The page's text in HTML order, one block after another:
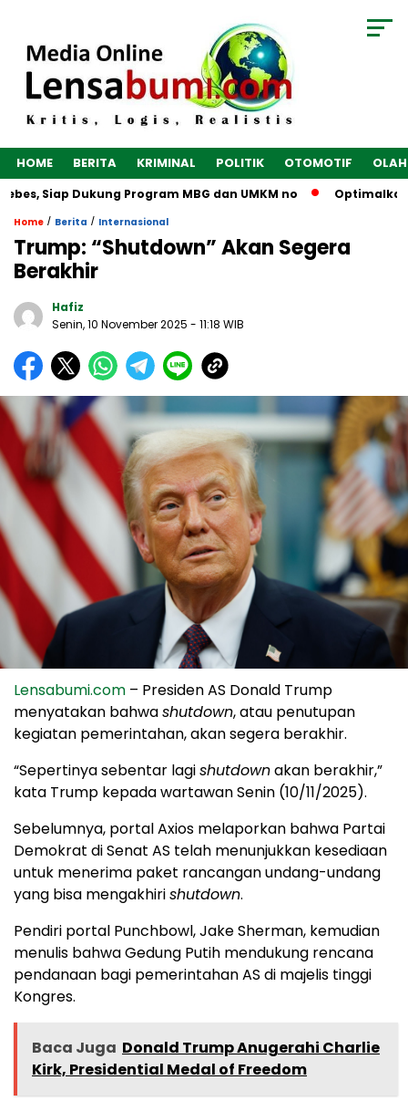
HOME BERITA KRIMINAL POLITIK OTOMOTIF
Siap Dukung Program MBG dan UMKM no Optimalkan
Home / Berita / Internasional
Trump: “Shutdown” Akan Segera
Berakhir
Hafiz
Senin, 10 November 2025 - 11:18 WIB
Lensabumi.com – Presiden AS Donald Trump
menyatakan bahwashutdown, atau penutupan
kegiatan pemerintahan, akan segera berakhir.
“Sepertinya sebentar lagishutdownakan berakhir,”
kata Trump kepada wartawan Senin (10/11/2025).
Sebelumnya, portal Axios melaporkan bahwa Partai
Demokrat di Senat AS telah menunjukkan kesediaan
untuk menerima paket rancangan undang-undang
yang bisa mengakhirishutdown.
Pendiri portal Punchbowl, Jake Sherman, kemudian
menulis bahwa Gedung Putih mendukung rencana
pendanaan bagi pemerintahan AS di majelis tinggi
Kongres.
Baca Juga Donald Trump Anugerahi Charlie
Kirk, Presidential Medal of Freedom